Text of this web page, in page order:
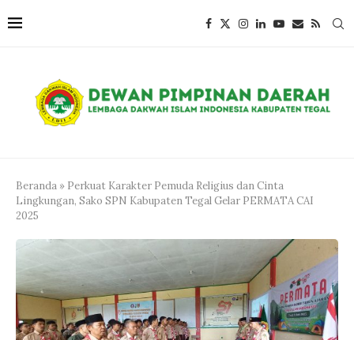
Beranda » Perkuat Karakter Pemuda Religius dan Cinta
Lingkungan, Sako SPN Kabupaten Tegal Gelar PERMATA CAI
2025